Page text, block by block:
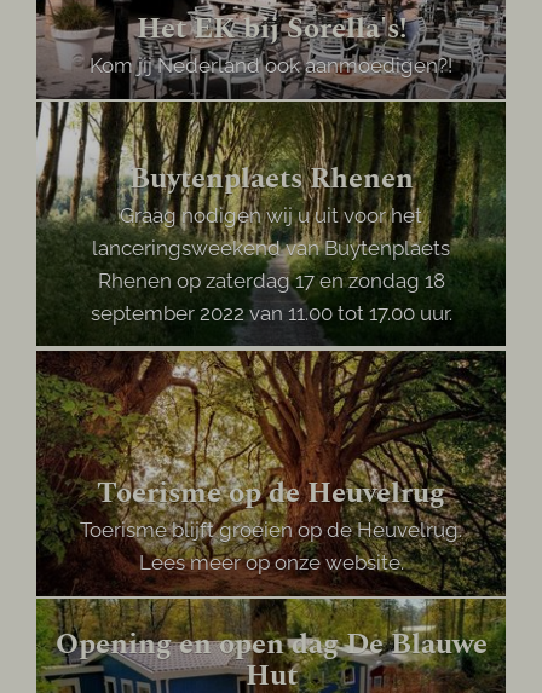
Het EK bij Sorella's!
Kom jij Nederland ook aanmoedigen?!
Buytenplaets Rhenen
Graag nodigen wij u uit voor het
lanceringsweekend van Buytenplaets
Rhenen op zaterdag 17 en zondag 18
september 2022 van 11.00 tot 17.00 uur.
Toerisme op de Heuvelrug
Toerisme blijft groeien op de Heuvelrug.
Lees meer op onze website.
Opening en open dag De Blauwe
Hut